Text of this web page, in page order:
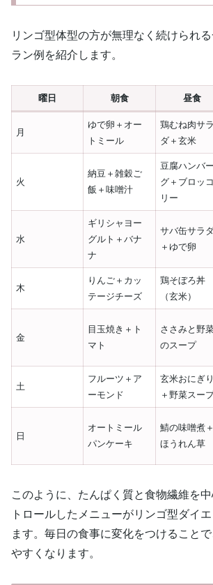
リンゴ型体型の方が無理なく続けられ
ラン例を紹介します。
曜日 朝食 昼食
月
ゆで卵＋オー
トミール
鶏むね肉サラ
ダ＋玄米
火
納豆＋雑穀ご
飯＋味噌汁
豆腐ハンバー
グ＋ブロッコ
リー
水
ギリシャヨー
グルト＋バナ
ナ
サバ缶サラ
＋ゆで卵
木
りんご＋カッ
テージチーズ
鶏そぼろ丼
（玄米）
金
目玉焼き＋ト
マト
ささみと野
のスープ
土
フルーツ＋ア
ーモンド
玄米おにぎり
＋野菜スー
日
オートミール
パンケーキ
鯖の味噌煮＋
ほうれん草
このように、たんぱく質と食物繊維を
トロールしたメニューがリンゴ型ダイ
ます。毎日の食事に変化をつけること
やすくなります。